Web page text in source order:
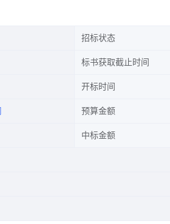
招标状态
标书获取截止时间
开标时间
预算金额
中标金额